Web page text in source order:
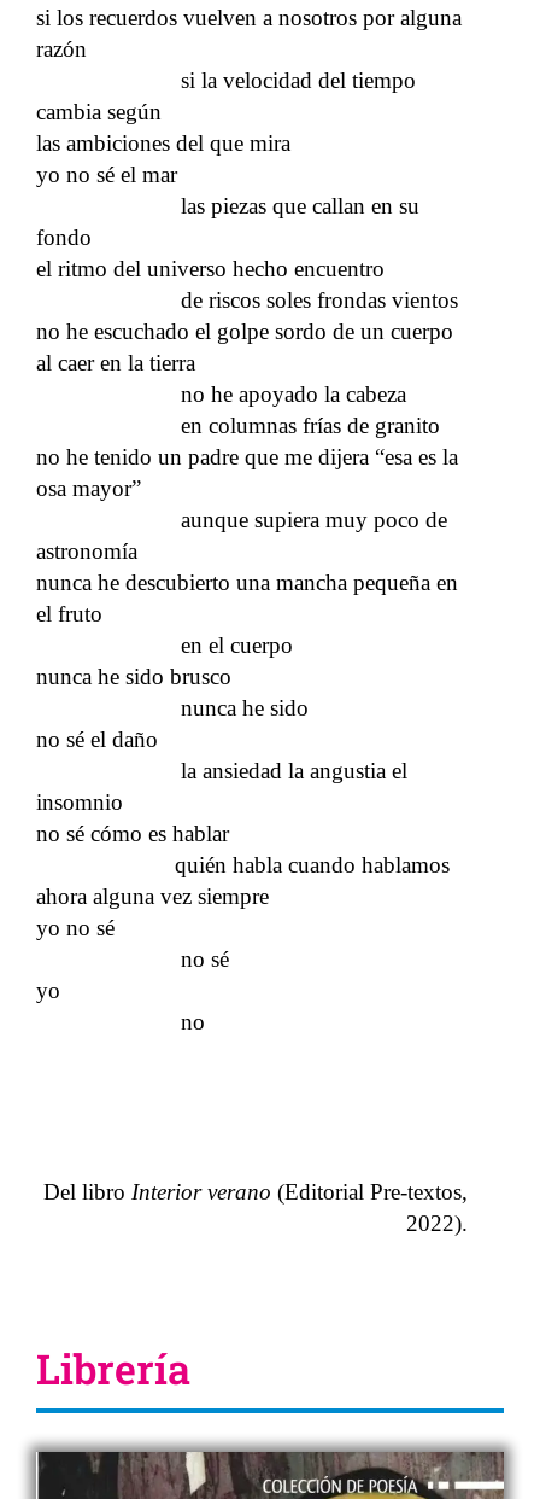
si los recuerdos vuelven a nosotros por alguna
razón
si la velocidad del tiempo
cambia según
las ambiciones del que mira
yo no sé el mar
las piezas que callan en su
fondo
el ritmo del universo hecho encuentro
de riscos soles frondas vientos
no he escuchado el golpe sordo de un cuerpo
al caer en la tierra
no he apoyado la cabeza
en columnas frías de granito
no he tenido un padre que me dijera “esa es la
osa mayor”
aunque supiera muy poco de
astronomía
nunca he descubierto una mancha pequeña en
el fruto
en el cuerpo
nunca he sido brusco
nunca he sido
no sé el daño
la ansiedad la angustia el
insomnio
no sé cómo es hablar
quién habla cuando hablamos
ahora alguna vez siempre
yo no sé
no sé
yo
no
Del libro Interior verano (Editorial Pre-textos,
2022).
Librería